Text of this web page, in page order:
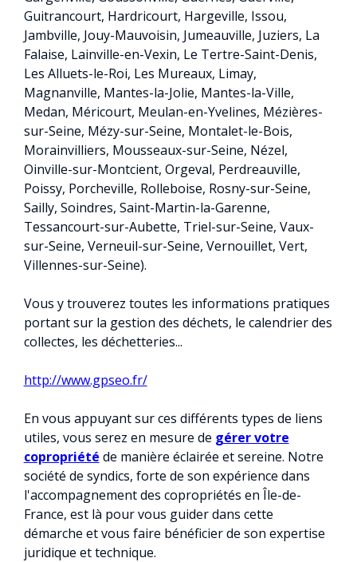
Guitrancourt, Hardricourt, Hargeville, Issou,
Jambville, Jouy-Mauvoisin, Jumeauville, Juziers, La
Falaise, Lainville-en-Vexin, Le Tertre-Saint-Denis,
Les Alluets-le-Roi, Les Mureaux, Limay,
Magnanville, Mantes-la-Jolie, Mantes-la-Ville,
Medan, Méricourt, Meulan-en-Yvelines, Mézières-
sur-Seine, Mézy-sur-Seine, Montalet-le-Bois,
Morainvilliers, Mousseaux-sur-Seine, Nézel,
Oinville-sur-Montcient, Orgeval, Perdreauville,
Poissy, Porcheville, Rolleboise, Rosny-sur-Seine,
Sailly, Soindres, Saint-Martin-la-Garenne,
Tessancourt-sur-Aubette, Triel-sur-Seine, Vaux-
sur-Seine, Verneuil-sur-Seine, Vernouillet, Vert,
Villennes-sur-Seine).
Vous y trouverez toutes les informations pratiques
portant sur la gestion des déchets, le calendrier des
collectes, les déchetteries...
http://www.gpseo.fr/
En vous appuyant sur ces différents types de liens
utiles, vous serez en mesure de gérer votre
copropriété de manière éclairée et sereine. Notre
société de syndics, forte de son expérience dans
l'accompagnement des copropriétés en Île-de-
France, est là pour vous guider dans cette
démarche et vous faire bénéficier de son expertise
juridique et technique.